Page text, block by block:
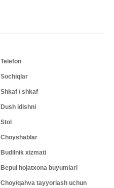
Telefon
Sochiqlar
Shkaf / shkaf
Dush idishni
Stol
Choyshablar
Budilnik xizmati
Bepul hojatxona buyumlari
Choy/qahva tayyorlash uchun